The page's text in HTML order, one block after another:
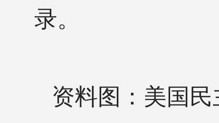
录。
资料图：美国